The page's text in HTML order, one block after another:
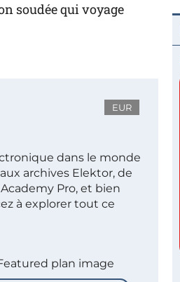
soudée qui voyage
EUR
dans le monde
archives Elektor, de
Pro, et bien
à explorer tout ce